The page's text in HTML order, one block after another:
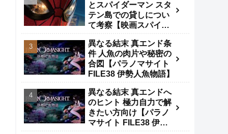
とスパイダーマン スタ
テン島での貸しについ
て考察【映画スパイダ
異なる結末 真エンド条
件 人魚の肉片や秘密の
合図【パラノマサイト
FILE38 伊勢人魚物語】
異なる結末 真エンドへ
のヒント 極力自力で解
きたい方向け【パラノ
マサイト FILE38 伊勢